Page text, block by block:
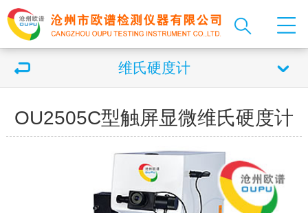
维氏硬度计
OU2505C型触屏显微维氏硬度计